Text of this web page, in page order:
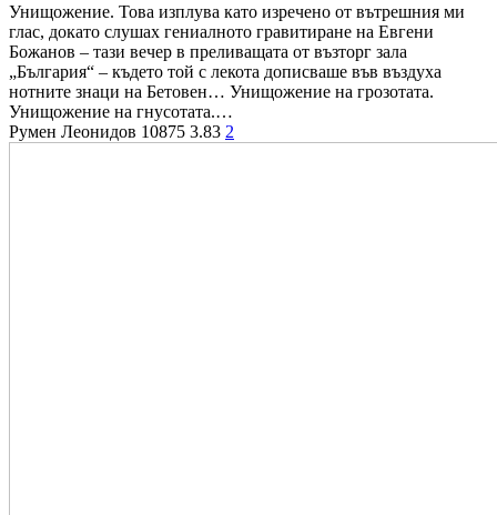
Унищожение. Това изплува като изречено от вътрешния ми
глас, докато слушах гениалното гравитиране на Евгени
Божанов – тази вечер в преливащата от възторг зала
„България“ – където той с лекота дописваше във въздуха
нотните знаци на Бетовен… Унищожение на грозотата.
Унищожение на гнусотата.…
Румен Леонидов 10875 3.83 2